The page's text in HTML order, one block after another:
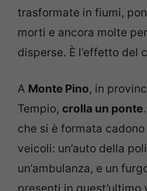
trasformate in fiumi,
morti e ancora molte
disperse. È l’effetto del
A Monte Pino, in
Tempio, crolla un ponte
che si è formata
veicoli: un’auto della
un’ambulanza, e un